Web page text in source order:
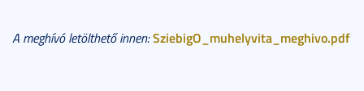
A meghívó letölthető innen:SziebigO_muhelyvita_meghivo.pdf